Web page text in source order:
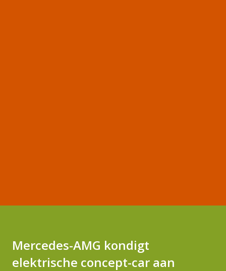
Mercedes-AMG kondigt
elektrische concept-car aan